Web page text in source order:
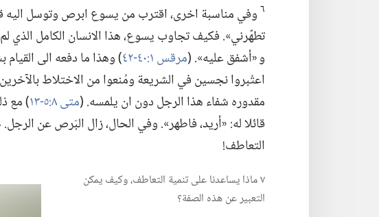
٦وفي مناسبة اخرى،‏ اقترب من يسوع ابرص وتوسل اليه
تطهّرني».‏ فكيف تجاوب يسوع،‏ هذا الانسان الكامل الذي
و «أشفق عليه».‏ (‏مرقس ١:‏​٤٠-‏٤٢
‏)‏ وهذا ما دفعه الى
اعتُبروا نجسين في الشريعة ومُنعوا من الاختلاط
مقدوره شفاء هذا الرجل دون ان يلمسه.‏ (‏متى ٨:‏​٥-‏١٣
‏)‏ مع
قائلا له:‏ «أريد،‏ فاطهر».‏ وفي الحال،‏ زال البَرص عن الرجل.‏
التعاطف!‏
٧ ماذا يساعدنا على تنمية التعاطف،‏ وكيف يمكن
التعبير عن هذه الصفة؟‏